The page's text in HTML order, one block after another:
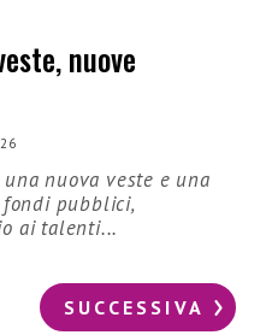
nuove
nuova veste e una
pubblici,
ai talenti...
SUCCESSIVA